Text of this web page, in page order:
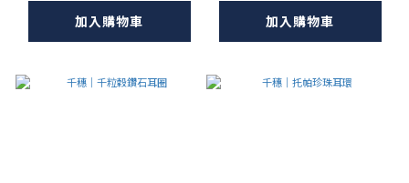
加入購物車 加入購物車